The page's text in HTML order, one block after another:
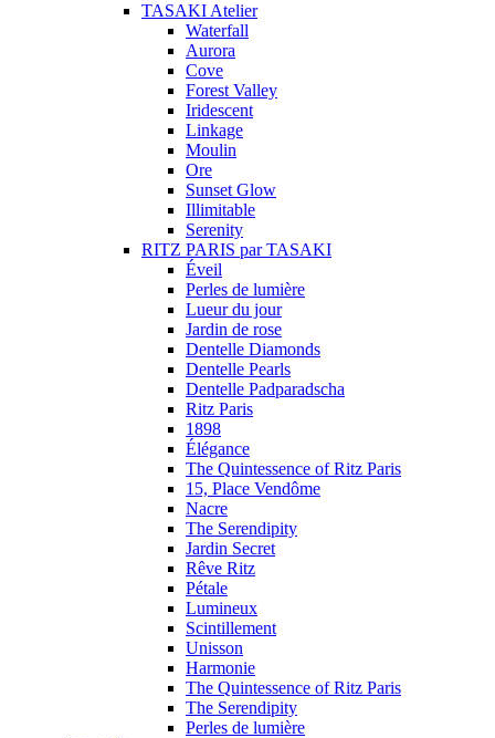
TASAKI Atelier
Waterfall
Aurora
Cove
Forest Valley
Iridescent
Linkage
Moulin
Ore
Sunset Glow
Illimitable
Serenity
RITZ PARIS par TASAKI
Éveil
Perles de lumière
Lueur du jour
Jardin de rose
Dentelle Diamonds
Dentelle Pearls
Dentelle Padparadscha
Ritz Paris
1898
Élégance
The Quintessence of Ritz Paris
15, Place Vendôme
Nacre
The Serendipity
Jardin Secret
Rêve Ritz
Pétale
Lumineux
Scintillement
Unisson
Harmonie
The Quintessence of Ritz Paris
The Serendipity
Perles de lumière